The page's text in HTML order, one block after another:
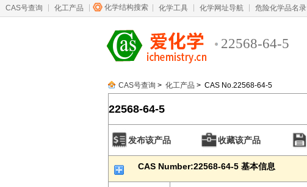
CAS号查询 化工产品 化学结构搜索 化学工具 化学网址导航 危险化学品名录
22568-64-5
CAS号查询 > 化工产品 > CAS No.22568-64-5
22568-64-5
发布该产品 收藏该产品
CAS Number:22568-64-5 基本信息